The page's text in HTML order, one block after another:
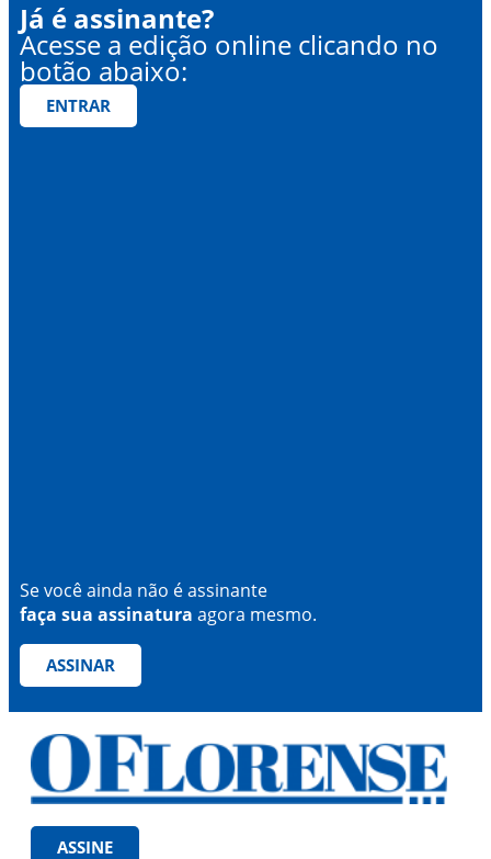
Já é assinante?
Acesse a edição online clicando no
botão abaixo:
ENTRAR
Se você ainda não é assinante
faça sua assinatura agora mesmo.
ASSINAR
ASSINE